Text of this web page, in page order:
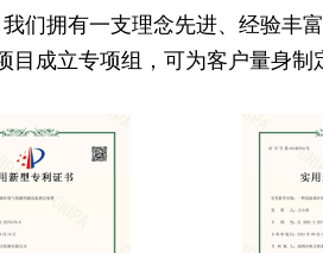
人噪声性能，优化设计缺陷，确保其
我们拥有一支理念先进、经验丰
目成立专项组，可为客户量身制